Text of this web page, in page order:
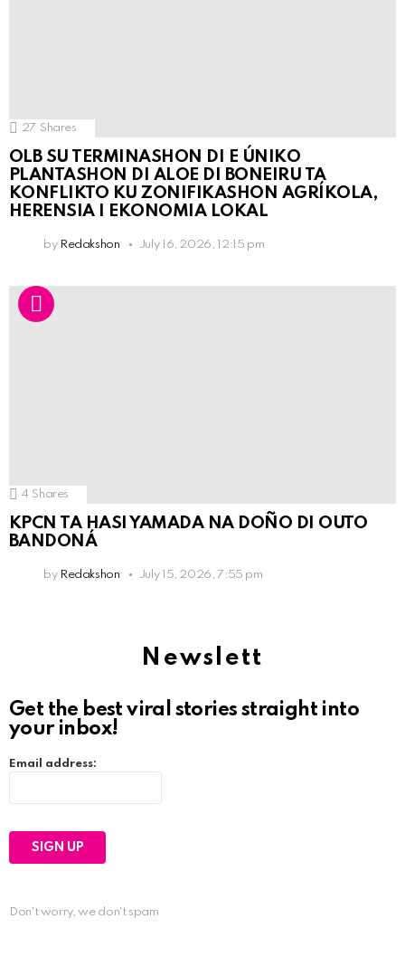
27 Shares
OLB SU TERMINASHON DI E ÚNIKO
PLANTASHON DI ALOE DI BONEIRU TA
KONFLIKTO KU ZONIFIKASHON AGRÍKOLA,
HERENSIA I EKONOMIA LOKAL
by Redakshon July 16, 2026, 12:15 pm
4 Shares
KPCN TA HASI YAMADA NA DOÑO DI OUTO
BANDONÁ
by Redakshon July 15, 2026, 7:55 pm
Newslett
Get the best viral stories straight into
your inbox!
Email address:
Don't worry, we don't spam